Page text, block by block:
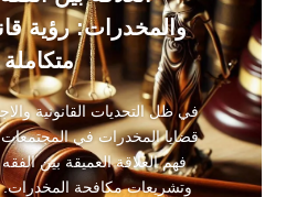
والمخدرات: رؤية
متكاملة
في ظل التحديات القانونية
قضايا المخدرات في المجتمعات
فهم العلاقة العميقة بين
وتشريعات مكافحة المخدرات.